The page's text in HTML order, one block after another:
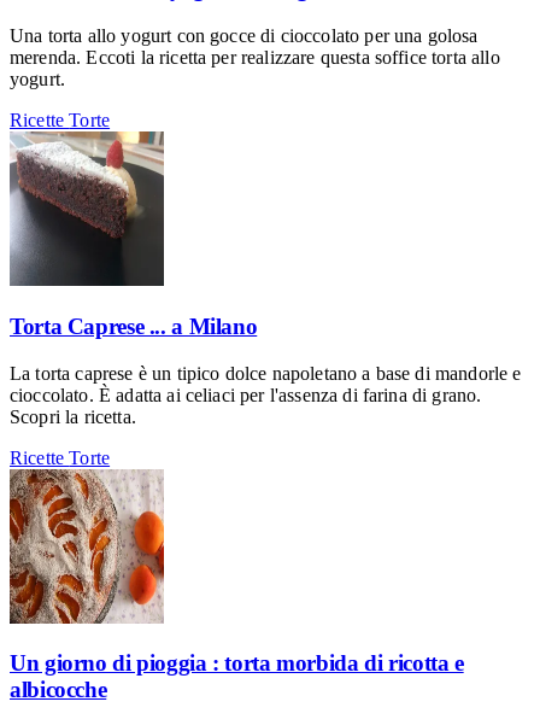
Una torta allo yogurt con gocce di cioccolato per una golosa
merenda. Eccoti la ricetta per realizzare questa soffice torta allo
yogurt.
RicetteTorte
Torta Caprese ... a Milano
La torta caprese è un tipico dolce napoletano a base di mandorle e
cioccolato. È adatta ai celiaci per l'assenza di farina di grano.
Scopri la ricetta.
RicetteTorte
Un giorno di pioggia : torta morbida di ricotta e
albicocche